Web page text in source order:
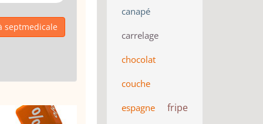
septmedicale
canapé
carrelage
chocolat
couche
espagne
fripe